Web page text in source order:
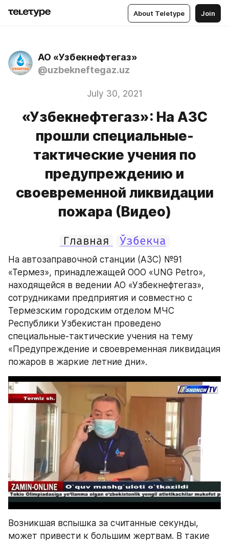
About Teletype Join
АО «Узбекнефтегаз»
@uzbekneftegaz.uz
July 30, 2021
«Узбекнефтегаз»: На АЗС
прошли специальные-
тактические учения по
предупреждению и
своевременной ликвидации
пожара (Видео)
Главная Ўзбекча
На автозаправочной станции (АЗС) №91
«Термез», принадлежащей ООО «UNG Petro»,
находящейся в ведении АО «Узбекнефтегаз»,
сотрудниками предприятия и совместно с
Термезским городским отделом МЧС
Республики Узбекистан проведено
специальные-тактические учения на тему
«Предупреждение и своевременная ликвидация
пожаров в жаркие летние дни».
Возникшая вспышка за считанные секунды,
может привести к большим жертвам. В такие